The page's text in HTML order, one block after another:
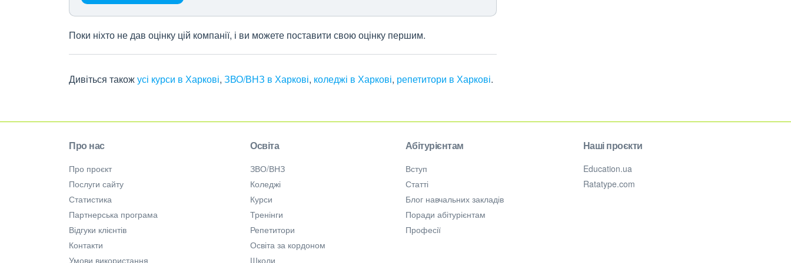
Поки ніхто не дав оцінку цій компанії, і ви можете поставити свою оцінку першим.
Дивіться такожусі курси в Харкові, ЗВО/ВНЗ в Харкові, коледжі в Харкові, репетитори в Харкові.
Про нас
Про проєкт
Послуги сайту
Статистика
Партнерська програма
Відгуки клієнтів
Контакти
Умови використання
Освіта
ЗВО/ВНЗ
Коледжі
Курси
Тренінги
Репетитори
Освіта за кордоном
Школи
Абітурієнтам
Вступ
Статті
Блог навчальних закладів
Поради абітурієнтам
Професії
Наші проєкти
Education.ua
Ratatype.com